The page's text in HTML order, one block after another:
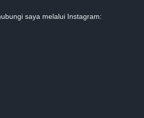
saya melalui Instagram: